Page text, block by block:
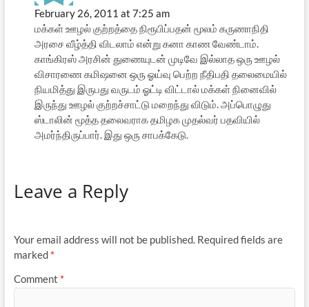
February 26, 2011 at 7:25 am
மக்கள் ஊழல் குற்றத்தை நிரூபிப்பதன் மூலம் கருணாநிதி
அரசை வீழ்த்தி விடலாம் என்று கனா காண வேண்டாம்.
காங்கிரஸ் அரசின் துணையுடன் முடிவே இல்லாத ஒரு ஊழல்
விசாரணை கமிஷனை ஒரு ஓய்வு பெற்ற நீதிபதி தலைமையில்
நியமித்து இருபது வருடம் ஓட்டி விட்டால் மக்கள் நினைவில்
இருந்து ஊழல் குற்றச்சாட்டு மறைந்து விடும். அப்பொழுது
ஸ்டாலின் மூத்த தலைவராக தமிழக முதல்வர் பதவியில்
அமர்ந்திருப்பார். இது ஒரு சாபக்கேடு.
Leave a Reply
Your email address will not be published. Required fields are
marked *
Comment *